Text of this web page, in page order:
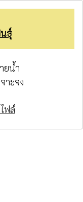
ธุ์
ยน้ำ
าะจง
ฟล์